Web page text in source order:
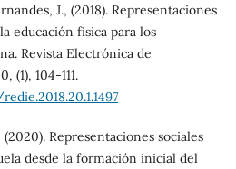
J., (2018). Representaciones
educación física para los
Revista Electrónica de
(1), 104-111.
Representaciones sociales
desde la formación inicial del